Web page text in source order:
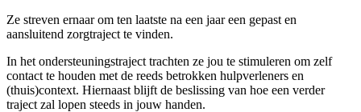
Ze streven ernaar om ten laatste na een jaar een gepast en
aansluitend zorgtraject te vinden.
In het ondersteuningstraject trachten ze jou te stimuleren om zelf
contact te houden met de reeds betrokken hulpverleners en
(thuis)context. Hiernaast blijft de beslissing van hoe een verder
traject zal lopen steeds in jouw handen.